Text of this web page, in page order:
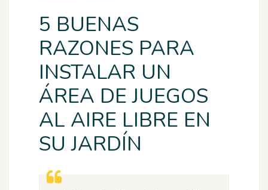
5 BUENAS
RAZONES PARA
INSTALAR UN
ÁREA DE JUEGOS
AL AIRE LIBRE EN
SU JARDÍN